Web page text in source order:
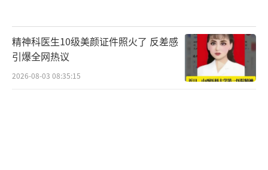
精神科医生10级美颜证件照火了 反差感
引爆全网热议
2026-08-03 08:35:15